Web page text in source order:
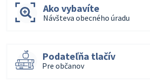
Ako vybavíte
Návšteva obecného úradu
Podateľňa tlačív
Pre občanov